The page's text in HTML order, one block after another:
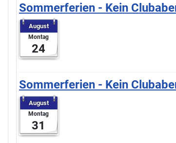
Sommerferien - Kein
August
Montag
24
Sommerferien - Kein
August
Montag
31